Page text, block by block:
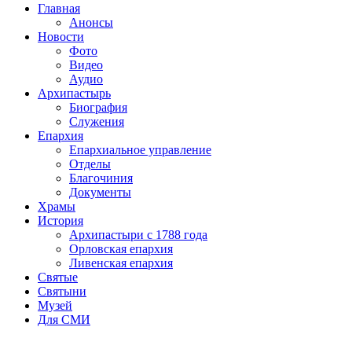
Главная
Анонсы
Новости
Фото
Видео
Аудио
Архипастырь
Биография
Служения
Епархия
Епархиальное управление
Отделы
Благочиния
Документы
Храмы
История
Архипастыри с 1788 года
Орловская епархия
Ливенская епархия
Святые
Святыни
Музей
Для СМИ